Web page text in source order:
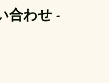
合わせ -